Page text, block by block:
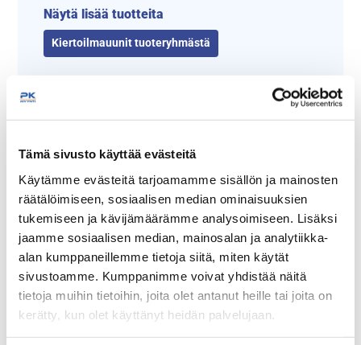
Tämä sivusto käyttää evästeitä
Käytämme evästeitä tarjoamamme sisällön ja mainosten
räätälöimiseen, sosiaalisen median ominaisuuksien
tukemiseen ja kävijämäärämme analysoimiseen. Lisäksi
jaamme sosiaalisen median, mainosalan ja analytiikka-
alan kumppaneillemme tietoja siitä, miten käytät
sivustoamme. Kumppanimme voivat yhdistää näitä
tietoja muihin tietoihin, joita olet antanut heille tai joita on
kerätty, kun olet käyttänyt heidän palvelujaan.
Näytä lisää tuotteita
Kiertoilmauunit tuoteryhmästä
Tämäkin laite sopivasti
rahoituksella
TUTUSTU ›